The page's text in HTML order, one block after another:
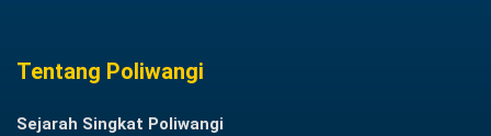
Tentang Poliwangi
Sejarah Singkat Poliwangi